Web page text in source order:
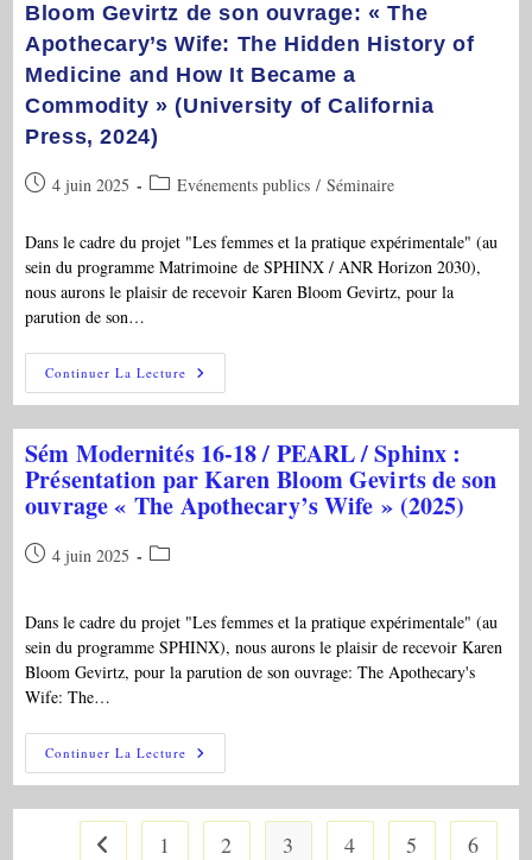
« IRIS:
Capturing
Iridescence
(16th-
19h
C.):
Bioinspiration
Bloom Gevirtz de son ouvrage: « The
Apothecary’s Wife: The Hidden History of
Medicine and How It Became a
Commodity » (University of California
Press, 2024)
Publication
4 juin 2025
PostEvénements publics / Séminaire
Dans le cadre du projet "Les femmes et la pratique expérimentale" (au
sein du programme Matrimoine de SPHINX / ANR Horizon 2030),
nous aurons le plaisir de recevoir Karen Bloom Gevirtz, pour la
parution de son…
Continuer La Lecture SEM
Modernités
16-
17
H
45,
MR,
S.
Gevirtz
De
Son
Ouvrage:
« The
The
Hidden
History
Of
Medicine
And
How
Sém Modernités 16-18 / PEARL / Sphinx :
Présentation par Karen Bloom Gevirts de son
ouvrage « The Apothecary’s Wife » (2025)
Publication
4 juin 2025
Post
Dans le cadre du projet "Les femmes et la pratique expérimentale" (au
sein du programme SPHINX), nous aurons le plaisir de recevoir Karen
Bloom Gevirtz, pour la parution de son ouvrage: The Apothecary's
Wife: The…
Continuer La Lecture Sém
Modernités
16-
/
PEARL
Go to the previous page
1 2 3 4 5
6